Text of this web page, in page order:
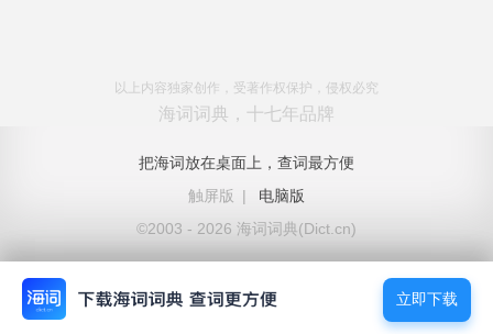
以上内容独家创作，受著作权保护，侵权必究
海词词典，十七年品牌
把海词放在桌面上，查词最方便
触屏版
|
电脑版
©2003 - 2026 海词词典(Dict.cn)
立即下载
立即下载